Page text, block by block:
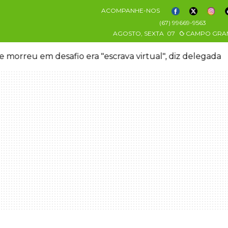
ACOMPANHE-NOS
(67) 99669-9563
AGOSTO, SEXTA 07 CAMPO
morreu em desafio era "escrava virtual", diz delegada